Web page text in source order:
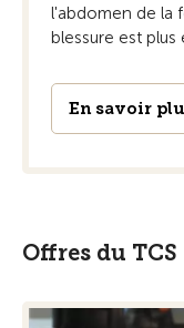
l'abdomen de la
blessure est plus
En savoir
Offres du TCS